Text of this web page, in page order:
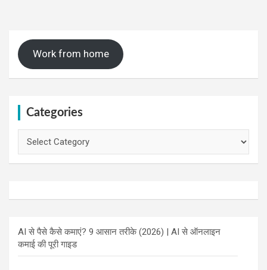
Work from home
Categories
AI से पैसे कैसे कमाएं? 9 आसान तरीके (2026) | AI से ऑनलाइन
कमाई की पूरी गाइड